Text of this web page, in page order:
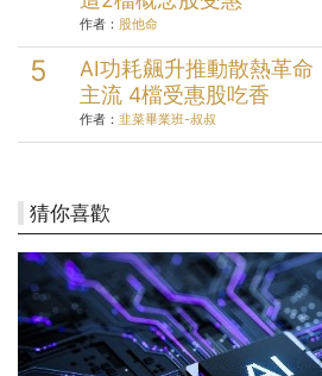
作者： 股他命
AI功耗飆升推動散熱革
主流 4檔受惠股吃香
作者： 韭菜畢業班-叔叔
猜你喜歡